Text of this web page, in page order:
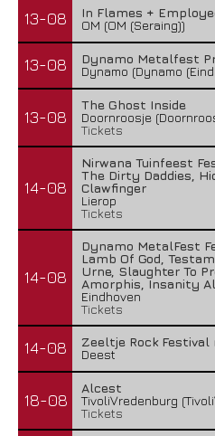
13-08
In Flames +
OM (OM (Seraing))
13-08
Dynamo Metalfest
Dynamo (Dynamo
13-08
The Ghost Inside
Doornroosje
Tickets
14-08
Nirwana Tuinfeest
The Dirty Daddies,
Clawfinger
Lierop
Tickets
14-08
Dynamo MetalFest
Lamb Of God,
Urne, Slaughter To
Amorphis, Insanity
Eindhoven
Tickets
14-08
Zeeltje Rock Festival
Deest
18-08
Alcest
TivoliVredenburg
Tickets